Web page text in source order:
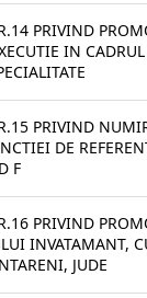
PRIVIND
IN
PRIVIND
DE
F
PRIVIND
INVATAMANT,
JUDE